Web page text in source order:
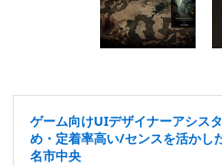
ゲーム向けUIデザイナーアシス
め・定着率高い/センスを活かし
名市中央